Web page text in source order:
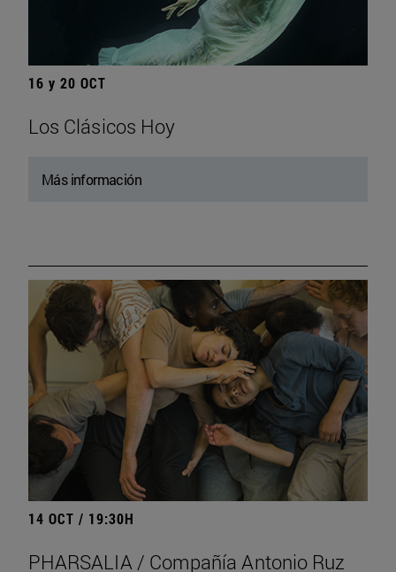
16 y 20 OCT
Los Clásicos Hoy
Más información
14 OCT / 19:30H
PHARSALIA / Compañía Antonio Ruz